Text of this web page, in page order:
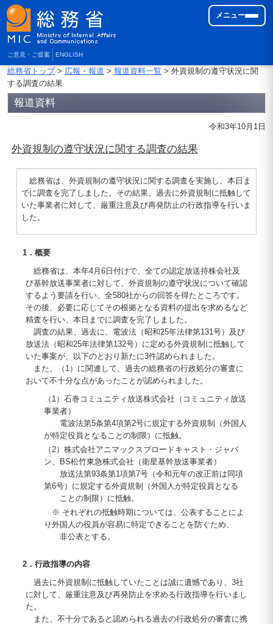
ご意見・ご提案 ENGLISH
メニュー
総務省トップ> 広報・報道 > 報道資料一覧> 外資規制の遵守状況に関
する調査の結果
報道資料
令和3年10月1日
外資規制の遵守状況に関する調査の結果
総務省は、外資規制の遵守状況に関する調査を実施し、本日ま
でに調査を完了しました。その結果、過去に外資規制に抵触して
いた事業者に対して、厳重注意及び再発防止の行政指導を行いま
した。
1．概要
総務省は、本年4月6日付けで、全ての認定放送持株会社及
び基幹放送事業者に対して、外資規制の遵守状況について確認
するよう要請を行い、全580社からの回答を得たところです。
その後、必要に応じてその根拠となる資料の提出を求めるなど
精査を行い、本日までに調査を完了しました。
調査の結果、過去に、電波法（昭和25年法律第131号）及び
放送法（昭和25年法律第132号）に定める外資規制に抵触して
いた事案が、以下のとおり新たに3件認められました。
また、（1）に関連して、過去の総務省の行政処分の審査に
おいて不十分な点があったことが認められました。
（1）石巻コミュニティ放送株式会社（コミュニティ放送
事業者）
電波法第5条第4項第2号に規定する外資規制（外国人
が特定役員となることの制限）に抵触。
（2）株式会社アニマックスブロードキャスト・ジャパ
ン、BS松竹東急株式会社（衛星基幹放送事業者）
放送法第93条第1項第7号（令和元年の改正前は同項
第6号）に規定する外資規制（外国人が特定役員となる
ことの制限）に抵触。
※ それぞれの抵触時期については、公表することによ
り外国人の役員が容易に特定できることを防ぐため、
非公表とする。
2．行政指導の内容
過去に外資規制に抵触していたことは誠に遺憾であり、3社
に対して、厳重注意及び再発防止を求める行政指導を行いまし
た。
また、不十分であると認められる過去の行政処分の審査に携